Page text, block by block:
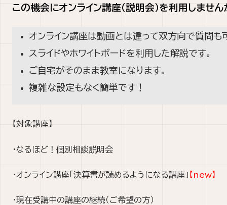
この機会にオンライン講座（説明会）を利用しません
オンライン講座は動画とは違って双方向で質問も
スライドやホワイトボードを利用した解説です。
ご自宅がそのまま教室になります。
複雑な設定もなく簡単です！
【対象講座】
・なるほど！個別相談説明会
・オンライン講座「決算書が読めるようになる講座」 【new】
・現在受講中の講座の継続（ご希望の方）